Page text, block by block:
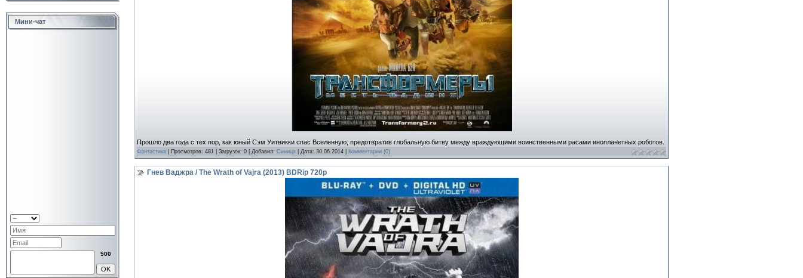
Мини-чат
500
Прошло два года с тех пор, как юный Сэм Уитвикки спас Вселенную, предотвратив глобальную битву между враждующими воинственными расами инопланетных роботов.
Фантастика | Просмотров: 481 | Загрузок: 0 | Добавил: Синица | Дата: 30.06.2014 Комментарии (0)
Гнев Ваджра / The Wrath of Vajra (2013) BDRip 720p